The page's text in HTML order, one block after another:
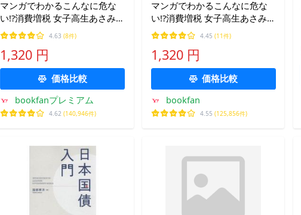
マンガでわかるこんなに危な
い!?消費増税 女子高生あさみち
ゃんが増税を凍結させる!?/消
費増税反対botちゃん
4.63 (8件)
1,320 円
価格比較
bookfanプレミアム
4.62 (140,946件)
マンガでわかるこんなに危な
い!?消費増税 女子高生あさみち
ゃんが増税を凍結させる!?/消
費増税反対botちゃん
4.45 (11件)
1,320 円
価格比較
bookfan
4.55 (125,856件)